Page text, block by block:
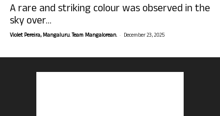
A rare and striking colour was observed in the
sky over...
Violet Pereira, Mangaluru. Team Mangalorean. - December 23, 2025